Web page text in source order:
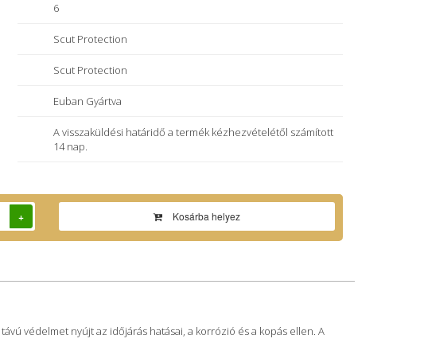
6
Scut Protection
Scut Protection
Euban Gyártva
A visszaküldési határidő a termék kézhezvételétől számított
14 nap.
+ Kosárba helyez
védelmet nyújt az időjárás hatásai, a korrózió és a kopás ellen. A